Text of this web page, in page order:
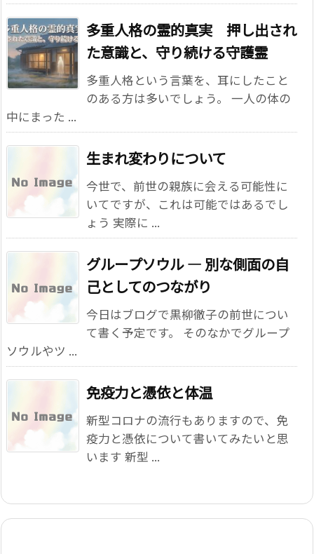
多重人格の霊的真実 押し出され
た意識と、守り続ける守護霊
多重人格という言葉を、耳にしたこと
のある方は多いでしょう。 一人の体の
中にまった ...
生まれ変わりについて
今世で、前世の親族に会える可能性に
いてですが、これは可能ではあるでし
ょう 実際に ...
グループソウル ― 別な側面の自
己としてのつながり
今日はブログで黒柳徹子の前世につい
て書く予定です。 そのなかでグループ
ソウルやツ ...
免疫力と憑依と体温
新型コロナの流行もありますので、免
疫力と憑依について書いてみたいと思
います 新型 ...